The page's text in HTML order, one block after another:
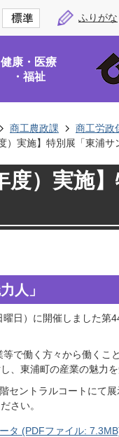
ふりがな
健康・医療
・福祉
商工農政課 商工労政
）実施】特別展「東浦サ
度）実施
人」
日）に開催しました第
で働く方々から働くこ
、東浦町の産業の魅力
セントラルコートにて
さい。
タ (PDFファイル: